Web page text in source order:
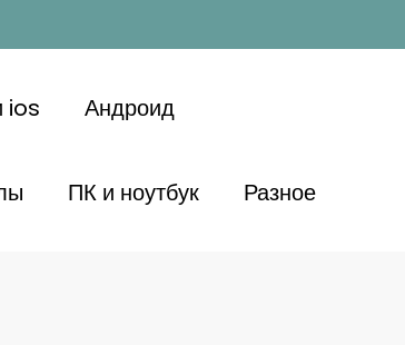
ios Андроид
ПК и ноутбук Разное